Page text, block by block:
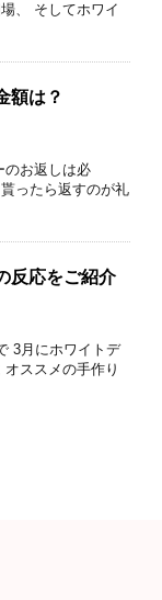
、 そしてホワイ
額は？
お返しは必
ったら返すのが礼
反応をご紹介
月にホワイトデ
ススメの手作り